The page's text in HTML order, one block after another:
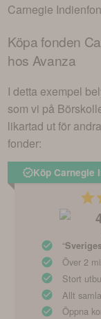
Carnegie
Köpa fonden
hos Avanza
I detta exempel
som vi på
likartad ut för
fonder:
Köp Carnegie
“
Över 2
Stort
Allt
Öppna